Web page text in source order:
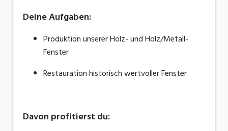
Deine Aufgaben:
Produktion unserer Holz- und Holz/Metall-
Fenster
Restauration historisch wertvoller Fenster
Davon profitierst du: